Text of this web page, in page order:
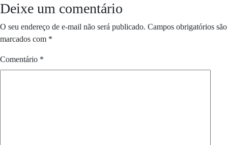
Deixe um comentário
O seu endereço de e-mail não será publicado. Campos obrigatórios são
marcados com *
Comentário *